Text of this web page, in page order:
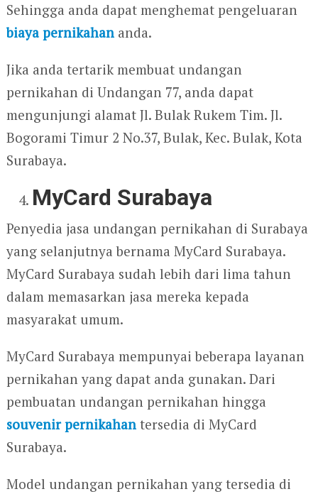
Sehingga anda dapat menghemat pengeluaran
biaya pernikahananda.
Jika anda tertarik membuat undangan
pernikahan di Undangan 77, anda dapat
mengunjungi alamat Jl. Bulak Rukem Tim. Jl.
Bogorami Timur 2 No.37, Bulak, Kec. Bulak, Kota
Surabaya.
MyCard Surabaya
Penyedia jasa undangan pernikahan di Surabaya
yang selanjutnya bernama MyCard Surabaya.
MyCard Surabaya sudah lebih dari lima tahun
dalam memasarkan jasa mereka kepada
masyarakat umum.
MyCard Surabaya mempunyai beberapa layanan
pernikahan yang dapat anda gunakan. Dari
pembuatan undangan pernikahan hingga
souvenir pernikahantersedia di MyCard
Surabaya.
Model undangan pernikahan yang tersedia di